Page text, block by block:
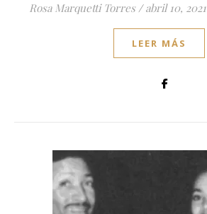
Rosa Marquetti Torres / abril 10, 2021
LEER MÁS